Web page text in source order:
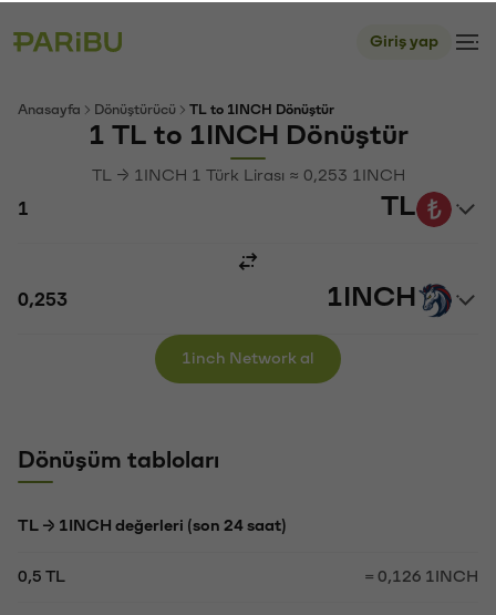
Giriş yap
Anasayfa Dönüştürücü TL to 1INCH Dönüştür
1 TL to 1INCH Dönüştür
TL → 1INCH 1 Türk Lirası ≈ 0,253 1INCH
TL
1INCH
1inch Network al
Dönüşüm tabloları
TL → 1INCH değerleri (son 24 saat)
0,5 TL = 0,126 1INCH